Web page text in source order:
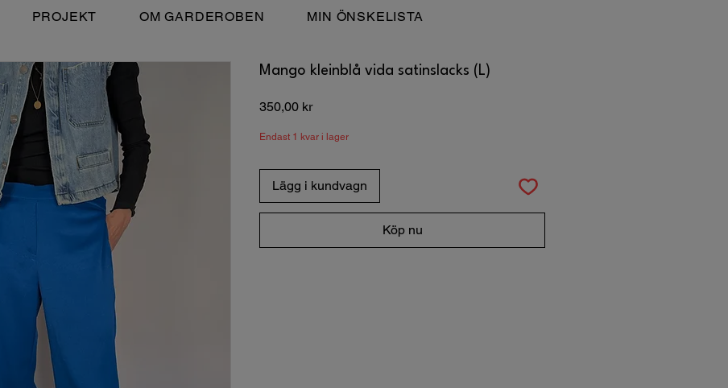
PROJEKT OM GARDEROBEN MIN ÖNSKELISTA
Mango kleinblå vida satinslacks (L)
350,00 krPris
Endast 1 kvar i lager
Lägg i kundvagn
Köp nu